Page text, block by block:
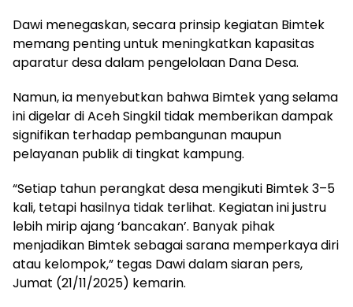
Dawi menegaskan, secara prinsip kegiatan Bimtek
memang penting untuk meningkatkan kapasitas
aparatur desa dalam pengelolaan Dana Desa.
Namun, ia menyebutkan bahwa Bimtek yang selama
ini digelar di Aceh Singkil tidak memberikan dampak
signifikan terhadap pembangunan maupun
pelayanan publik di tingkat kampung.
“Setiap tahun perangkat desa mengikuti Bimtek 3–5
kali, tetapi hasilnya tidak terlihat. Kegiatan ini justru
lebih mirip ajang ‘bancakan’. Banyak pihak
menjadikan Bimtek sebagai sarana memperkaya diri
atau kelompok,” tegas Dawi dalam siaran pers,
Jumat (21/11/2025) kemarin.